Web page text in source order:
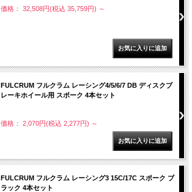
価格： 32,508円(税込 35,759円) ～
FULCRUM フルクラム レーシング4/5/6/7 DB ディスクブ
レーキホイール用 スポーク 4本セット
価格： 2,070円(税込 2,277円) ～
FULCRUM フルクラム レーシング3 15C/17C スポーク ブ
ラック 4本セット